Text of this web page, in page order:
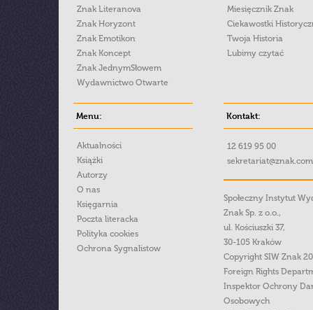
Znak Literanova
Znak Horyzont
Znak Emotikon
Znak Koncept
Znak JednymSłowem
Wydawnictwo Otwarte
Miesięcznik Znak
Ciekawostki
Twoja Historia
Lubimy czytać
Menu:
Aktualności
Książki
Autorzy
O nas
Księgarnia
Poczta literacka
Polityka cookies
Ochrona Sygnalistow
Kontakt:
12 619 95 00
Społeczny Instytut
Znak Sp. z o.o.,
ul. Kościuszki 37,
30-105 Kraków
Copyright SIW Znak
Foreign Rights
Inspektor Ochrony
Osobowych